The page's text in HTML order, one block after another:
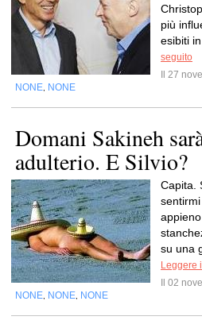
più
esibiti
seguito
Il 27
NONE NONE
Domani Sakineh
adulterio. E Silvio?
Capita.
su una
Leggere
Il 02
NONE NONE NONE